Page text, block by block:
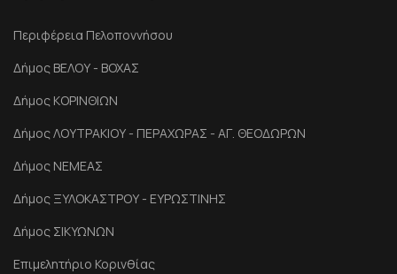
Περιφέρεια Πελοποννήσου
Δήμος ΒΕΛΟΥ - ΒΟΧΑΣ
Δήμος ΚΟΡΙΝΘΙΩΝ
Δήμος ΛΟΥΤΡΑΚΙΟΥ - ΠΕΡΑΧΩΡΑΣ - ΑΓ. ΘΕΟΔΩΡΩΝ
Δήμος ΝΕΜΕΑΣ
Δήμος ΞΥΛΟΚΑΣΤΡΟΥ - ΕΥΡΩΣΤΙΝΗΣ
Δήμος ΣΙΚΥΩΝΩΝ
Επιμελητήριο Κορινθίας